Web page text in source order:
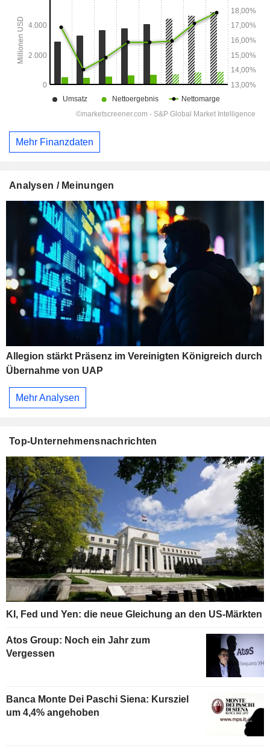
Mehr Finanzdaten
Analysen / Meinungen
Allegion stärkt Präsenz im Vereinigten Königreich durch
Übernahme von UAP
Mehr Analysen
Top-Unternehmensnachrichten
KI, Fed und Yen: die neue Gleichung an den US-Märkten
Atos Group: Noch ein Jahr zum
Vergessen
Banca Monte Dei Paschi Siena: Kursziel
um 4,4% angehoben